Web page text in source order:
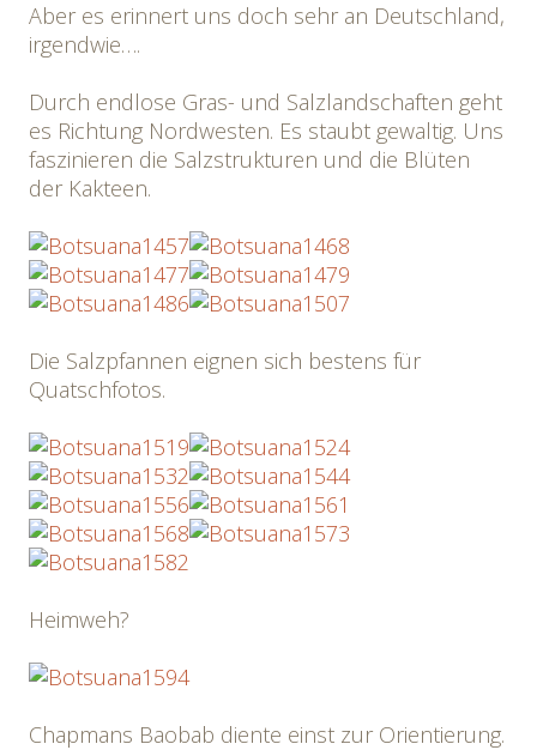
Aber es erinnert uns doch sehr an Deutschland,
irgendwie….
Durch endlose Gras- und Salzlandschaften geht
es Richtung Nordwesten. Es staubt gewaltig. Uns
faszinieren die Salzstrukturen und die Blüten
der Kakteen.
Die Salzpfannen eignen sich bestens für
Quatschfotos.
Heimweh?
Chapmans Baobab diente einst zur Orientierung.